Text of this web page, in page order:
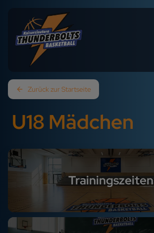
Zurück zur Startseite
U18 Mädchen
Trainingszeiten